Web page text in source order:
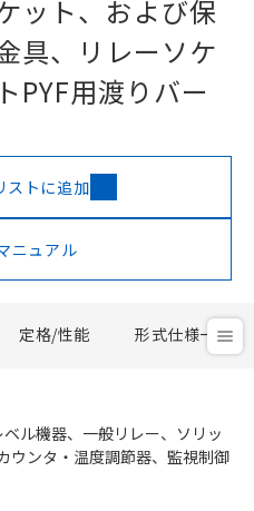
ット、および保
具、リレーソケ
PYF用渡りバー
ストに追加
ニュアル
定格/性能 形式仕様一覧
ル機器、一般リレー、ソリッ
ウンタ・温度調節器、監視制御